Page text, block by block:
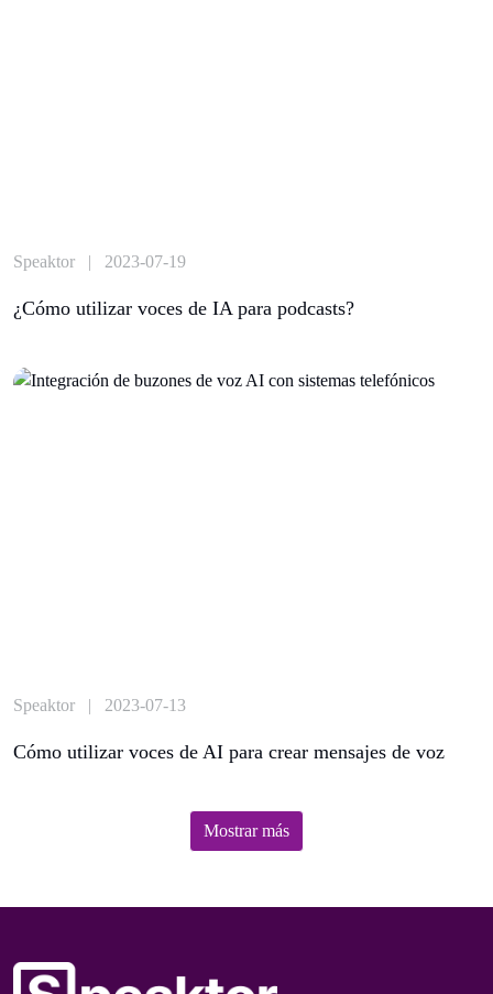
Speaktor | 2023-07-19
¿Cómo utilizar voces de IA para podcasts?
Speaktor | 2023-07-13
Cómo utilizar voces de AI para crear mensajes de voz
Mostrar más